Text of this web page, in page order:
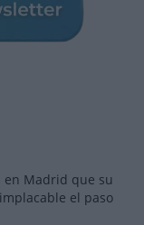
en Madrid que su
el paso